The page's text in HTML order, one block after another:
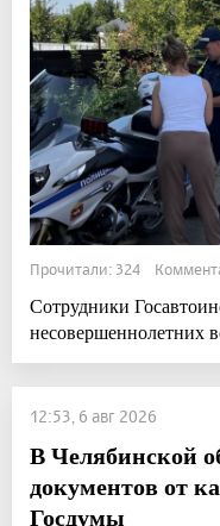
Прочитали: 324
Сотрудники
несовершеннолетних
12:53, 6 авг 2026
В Челябинской
документов от
Госдумы